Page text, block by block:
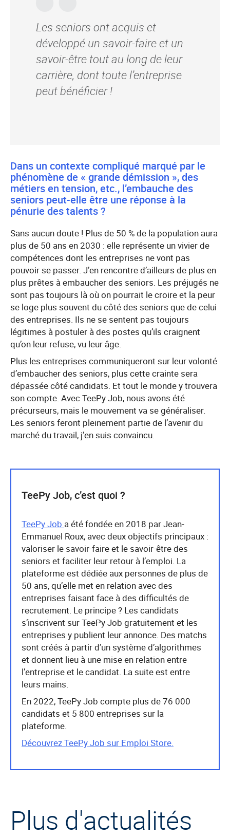
Les seniors ont acquis et
développé un savoir-faire et un
savoir-être tout au long de leur
carrière, dont toute l’entreprise
peut bénéficier !
Dans un contexte compliqué marqué par le
phénomène de « grande démission », des
métiers en tension, etc., l’embauche des
seniors peut-elle être une réponse à la
pénurie des talents ?
Sans aucun doute ! Plus de 50 % de la population aura
plus de 50 ans en 2030 : elle représente un vivier de
compétences dont les entreprises ne vont pas
pouvoir se passer. J’en rencontre d’ailleurs de plus en
plus prêtes à embaucher des seniors. Les préjugés ne
sont pas toujours là où on pourrait le croire et la peur
se loge plus souvent du côté des seniors que de celui
des entreprises. Ils ne se sentent pas toujours
légitimes à postuler à des postes qu’ils craignent
qu’on leur refuse, vu leur âge.
Plus les entreprises communiqueront sur leur volonté
d’embaucher des seniors, plus cette crainte sera
dépassée côté candidats. Et tout le monde y trouvera
son compte. Avec TeePy Job, nous avons été
précurseurs, mais le mouvement va se généraliser.
Les seniors feront pleinement partie de l’avenir du
marché du travail, j’en suis convaincu.
TeePy Job, c’est quoi ?
TeePy Job a été fondée en 2018 par Jean-
Emmanuel Roux, avec deux objectifs principaux :
valoriser le savoir-faire et le savoir-être des
seniors et faciliter leur retour à l’emploi. La
plateforme est dédiée aux personnes de plus de
50 ans, qu’elle met en relation avec des
entreprises faisant face à des difficultés de
recrutement. Le principe ? Les candidats
s’inscrivent sur TeePy Job gratuitement et les
entreprises y publient leur annonce. Des matchs
sont créés à partir d’un système d’algorithmes
et donnent lieu à une mise en relation entre
l’entreprise et le candidat. La suite est entre
leurs mains.
En 2022, TeePy Job compte plus de 76 000
candidats et 5 800 entreprises sur la
plateforme.
Découvrez TeePy Job sur Emploi Store.
Plus d'actualités